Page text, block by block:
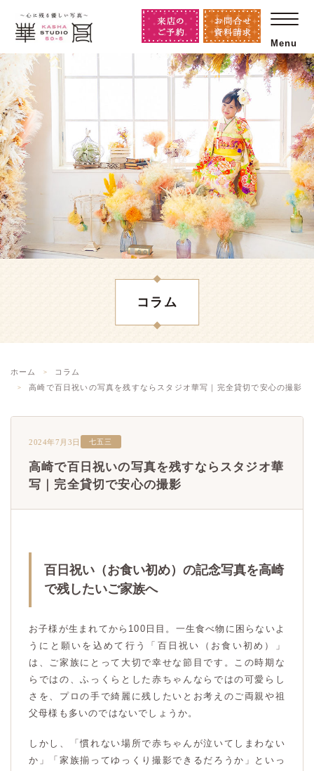
Menu
コラム
ホーム
コラム
高崎で百日祝いの写真を残すならスタジオ華写｜完全貸切で安心の撮影
2024年7月3日 七五三
高崎で百日祝いの写真を残すならスタジオ華
写｜完全貸切で安心の撮影
百日祝い（お食い初め）の記念写真を高崎
で残したいご家族へ
お子様が生まれてから100日目。一生食べ物に困らないよ
うにと願いを込めて行う「百日祝い（お食い初め）」
は、ご家族にとって大切で幸せな節目です。この時期な
らではの、ふっくらとした赤ちゃんならではの可愛らし
さを、プロの手で綺麗に残したいとお考えのご両親や祖
父母様も多いのではないでしょうか。
しかし、「慣れない場所で赤ちゃんが泣いてしまわない
か」「家族揃ってゆっくり撮影できるだろうか」といっ